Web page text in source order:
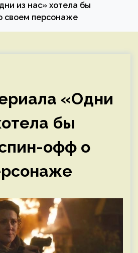
из нас» хотела бы
своем персонаже
«Одни
бы
офф о